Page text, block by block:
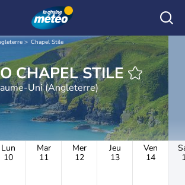
Chapel Stile
METEO CHAPEL STILE
Uni (Angleterre)
Lun
10
Mar
11
Mer
12
Jeu
13
Ven
14